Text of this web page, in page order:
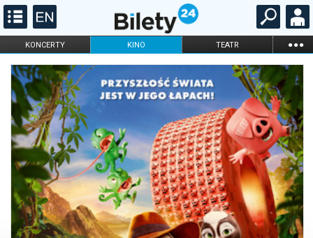
KONCERTY KINO TEATR ...
FILHARMONIA OPERA I BALET
STAND-UP
DLA DZIECI
ONLINE KARNETY